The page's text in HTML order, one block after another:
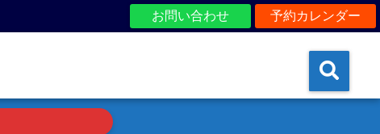
予約カレンダー
お問い合わせ